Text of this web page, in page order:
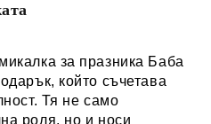
за празника Баба
който съчетава
Тя не само
роля, но и носи